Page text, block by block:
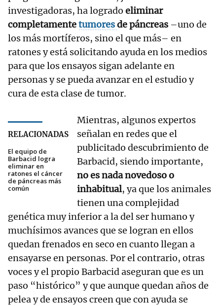
investigadoras, ha logrado eliminar
completamentetumoresde páncreas –uno de
los más mortíferos, sino el que más– en
ratones y está solicitando ayuda en los medios
para que los ensayos sigan adelante en
personas y se pueda avanzar en el estudio y
cura de esta clase de tumor.
RELACIONADAS
El equipo de
Barbacid logra
eliminar en
ratones el cáncer
de páncreas más
común
Mientras, algunos expertos
señalan en redes que el
publicitado descubrimiento de
Barbacid, siendo importante,
no es nada novedoso o
inhabitual, ya que los animales
tienen una complejidad
genética muy inferior a la del ser humano y
muchísimos avances que se logran en ellos
quedan frenados en seco en cuanto llegan a
ensayarse en personas. Por el contrario, otras
voces y el propio Barbacid aseguran que es un
paso “histórico” y que aunque quedan años de
pelea y de ensayos creen que con ayuda se